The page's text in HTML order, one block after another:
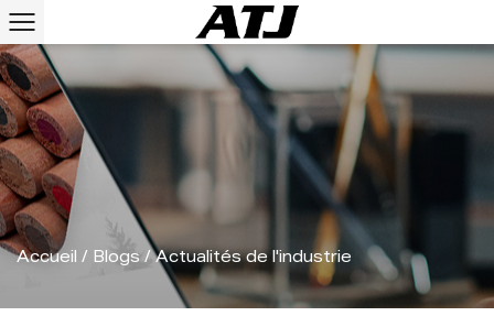
Accueil / Blogs /Actualités de l'industrie